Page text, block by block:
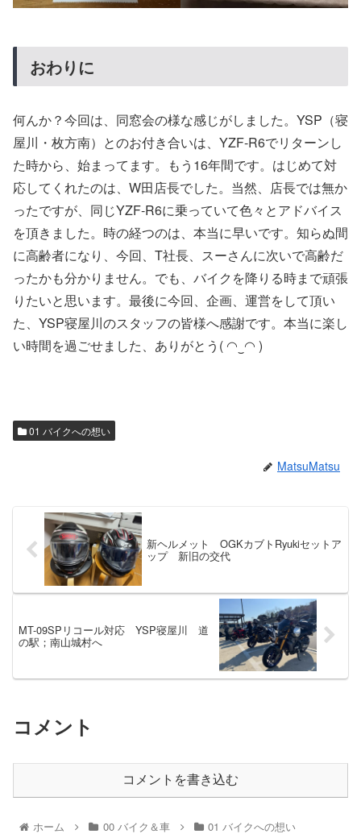
おわりに
何んか？今回は、同窓会の様な感じがしました。YSP（寝
屋川・枚方南）とのお付き合いは、YZF-R6でリターンし
た時から、始まってます。もう16年間です。はじめて対
応してくれたのは、W田店長でした。当然、店長では無か
ったですが、同じYZF-R6に乗っていて色々とアドバイス
を頂きました。時の経つのは、本当に早いです。知らぬ間
に高齢者になり、今回、T社長、スーさんに次いで高齢だ
ったかも分かりません。でも、バイクを降りる時まで頑張
りたいと思います。最後に今回、企画、運営をして頂い
た、YSP寝屋川のスタッフの皆様へ感謝です。本当に楽し
い時間を過ごせました、ありがとう( ◠‿◠ )
01 バイクへの想い
MatsuMatsu
新ヘルメット OGKカブトRyukiセットア
ップ 新旧の交代
MT-09SPリコール対応 YSP寝屋川 道
の駅；南山城村へ
コメント
コメントを書き込む
ホーム 00 バイク＆車 01 バイクへの想い